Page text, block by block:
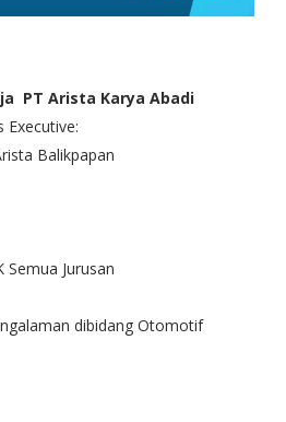
PT Arista Karya Abadi
Executive:
Balikpapan
Semua Jurusan
dibidang Otomotif